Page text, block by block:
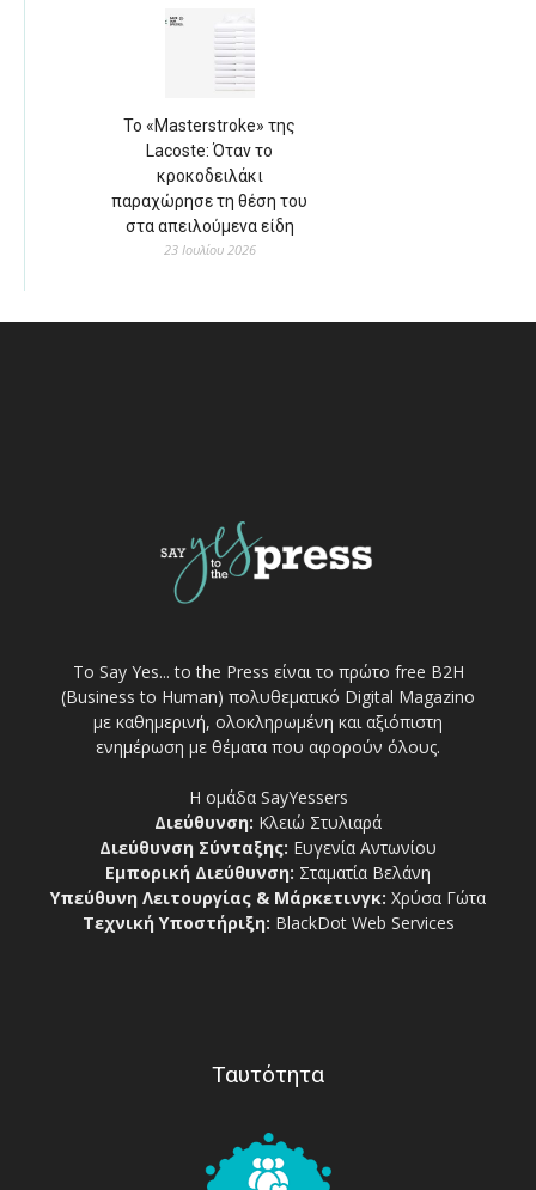
Το «Masterstroke» της
Lacoste: Όταν το
κροκοδειλάκι
παραχώρησε τη θέση του
στα απειλούμενα είδη
23 Ιουλίου 2026
Το Say Yes... to the Press είναι το πρώτο free Β2Η
(Business to Human) πολυθεματικό Digital Magazino
με καθημερινή, ολοκληρωμένη και αξιόπιστη
ενημέρωση με θέματα που αφορούν όλους.
Η ομάδα SayYessers
Διεύθυνση: Κλειώ Στυλιαρά
Διεύθυνση Σύνταξης: Ευγενία Αντωνίου
Εμπορική Διεύθυνση: Σταματία Βελάνη
Υπεύθυνη Λειτουργίας & Μάρκετινγκ: Χρύσα Γώτα
Τεχνική Υποστήριξη: BlackDot Web Services
Ταυτότητα